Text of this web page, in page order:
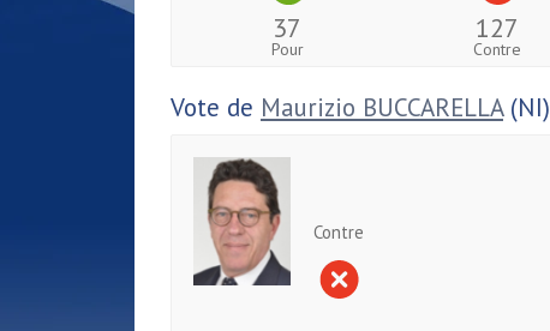
37
Pour
127
Contre
Vote de Maurizio BUCCARELLA(NI)
Contre